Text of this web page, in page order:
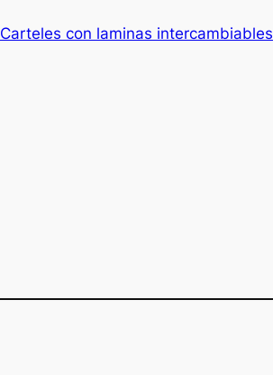
Carteles con laminas intercambiables